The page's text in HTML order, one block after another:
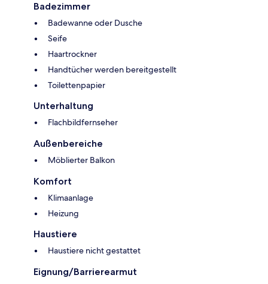
Badezimmer
Badewanne oder Dusche
Seife
Haartrockner
Handtücher werden bereitgestellt
Toilettenpapier
Unterhaltung
Flachbildfernseher
Außenbereiche
Möblierter Balkon
Komfort
Klimaanlage
Heizung
Haustiere
Haustiere nicht gestattet
Eignung/Barrierearmut